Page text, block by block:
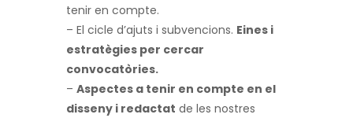
tenir en compte.
– El cicle d’ajuts i subvencions. Eines i
estratègies per cercar
convocatòries.
– Aspectes a tenir en compte en el
disseny i redactat de les nostres